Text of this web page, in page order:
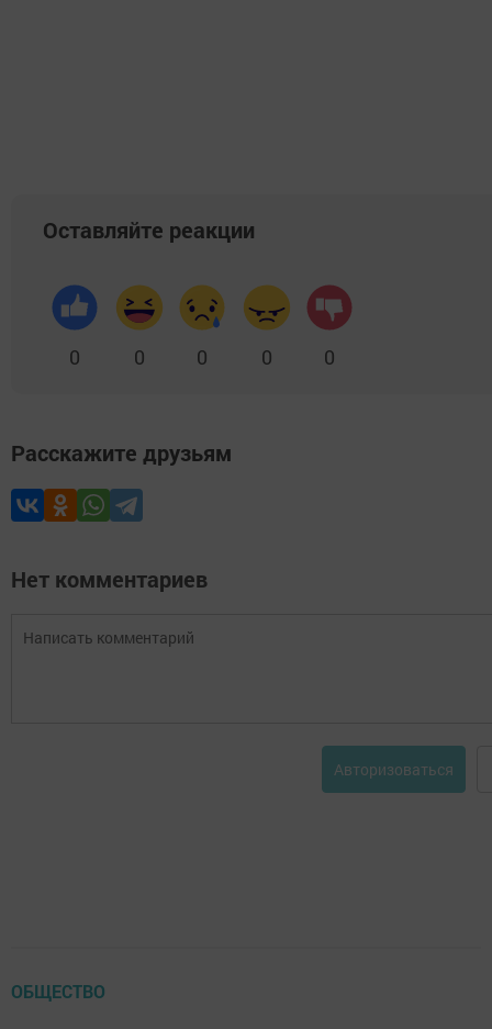
Оставляйте реакции
0 0 0 0 0
Расскажите друзьям
Нет комментариев
Авторизоваться
ОБЩЕСТВО